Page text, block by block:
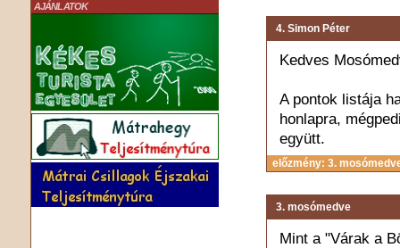
AJÁNLATOK
4. Simon Péter
Kedves
A pontok listája
honlapra,
együtt.
előzmény: 3.
3. mosómedve
Mint a "Várak a